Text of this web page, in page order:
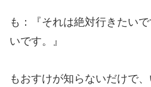
も：『それは絶対行きたい
いです。』
もおすけが知らないだけで